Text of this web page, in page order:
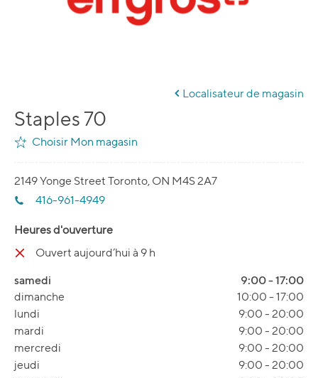
Localisateur de magasin
Staples 70
Choisir Mon magasin
2149 Yonge Street Toronto, ON M4S 2A7
416-961-4949
Heures d'ouverture
Ouvert aujourd’hui à 9 h
samedi 9:00-17:00
dimanche 10:00 - 17:00
lundi
9:00 - 20:00
mardi
9:00 - 20:00
mercredi
9:00 - 20:00
jeudi
9:00 - 20:00